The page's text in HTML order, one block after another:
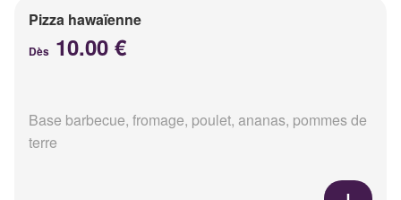
Pizza hawaïenne
Dès 10.00 €
Base barbecue, fromage, poulet, ananas, pommes de
terre